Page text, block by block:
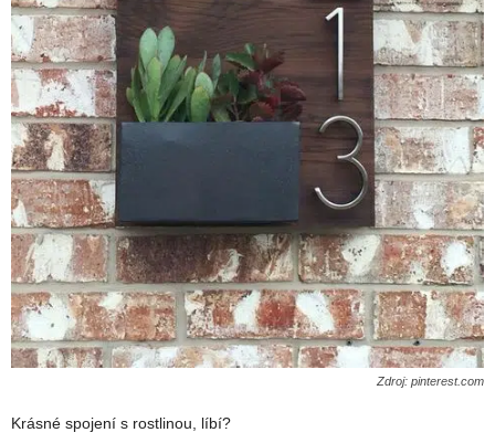
Zdroj: pinterest.com
Krásné spojení s rostlinou, líbí?